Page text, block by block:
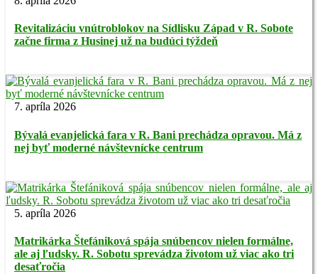
Revitalizáciu vnútroblokov na Sídlisku Západ v R. Sobote
začne firma z Husinej už na budúci týždeň
7. apríla 2026
Bývalá evanjelická fara v R. Bani prechádza opravou. Má z
nej byť moderné návštevnícke centrum
5. apríla 2026
Matrikárka Štefániková spája snúbencov nielen formálne,
ale aj ľudsky. R. Sobotu sprevádza životom už viac ako tri
desaťročia